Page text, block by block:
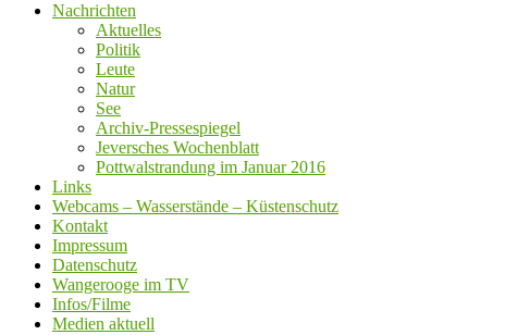
Nachrichten
Aktuelles
Politik
Leute
Natur
See
Archiv-Pressespiegel
Jeversches Wochenblatt
Pottwalstrandung im Januar 2016
Links
Webcams – Wasserstände – Küstenschutz
Kontakt
Impressum
Datenschutz
Wangerooge im TV
Infos/Filme
Medien aktuell